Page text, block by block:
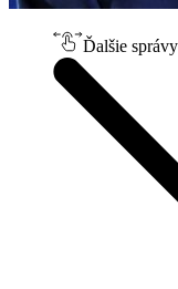
Ďalšie